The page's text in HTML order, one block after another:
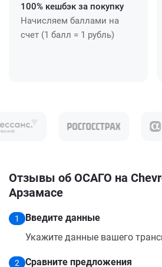
100% кешбэк за покупку
Начисляем баллами на
счет (1 балл = 1 рубль)
Отзывы об ОСАГО на
Арзамасе
1
Введите данные
Укажите данные вашего
2
Сравните предложения